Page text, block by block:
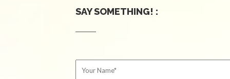
SAY SOMETHING! :